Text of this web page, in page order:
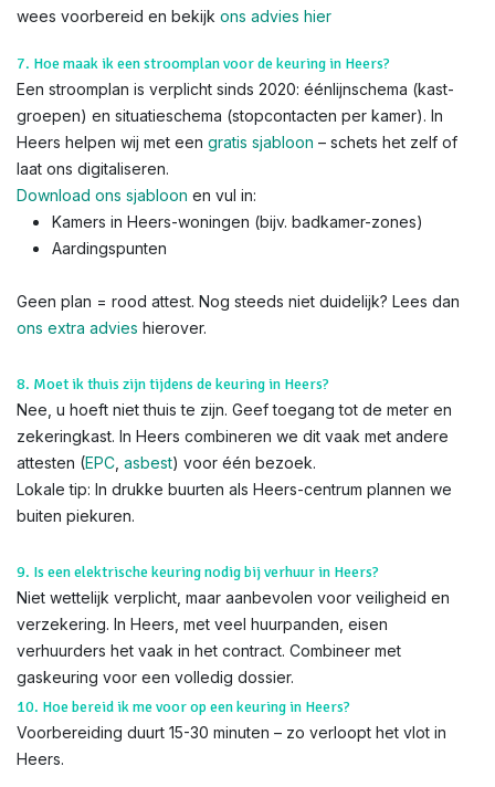
wees voorbereid en bekijk ons advies hier
7. Hoe maak ik een stroomplan voor de keuring in Heers?
Een stroomplan is verplicht sinds 2020: éénlijnschema (kast-
groepen) en situatieschema (stopcontacten per kamer). In
Heers helpen wij met een gratis sjabloon – schets het zelf of
laat ons digitaliseren.
Download ons sjabloon en vul in:
Kamers in Heers-woningen (bijv. badkamer-zones)
Aardingspunten
Geen plan = rood attest. Nog steeds niet duidelijk? Lees dan
ons extra advies hierover.
8. Moet ik thuis zijn tijdens de keuring in Heers?
Nee, u hoeft niet thuis te zijn. Geef toegang tot de meter en
zekeringkast. In Heers combineren we dit vaak met andere
attesten (EPC asbest) voor één bezoek.
Lokale tip: In drukke buurten als Heers-centrum plannen we
buiten piekuren.
9. Is een elektrische keuring nodig bij verhuur in Heers?
Niet wettelijk verplicht, maar aanbevolen voor veiligheid en
verzekering. In Heers, met veel huurpanden, eisen
verhuurders het vaak in het contract. Combineer met
gaskeuring voor een volledig dossier.
10. Hoe bereid ik me voor op een keuring in Heers?
Voorbereiding duurt 15-30 minuten – zo verloopt het vlot in
Heers.